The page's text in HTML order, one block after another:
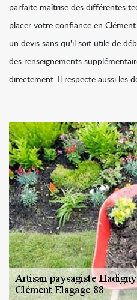
parfaite maîtrise des différentes
placer votre confiance en
un devis sans qu'il soit utile de
des renseignements
directement. Il respecte aussi les